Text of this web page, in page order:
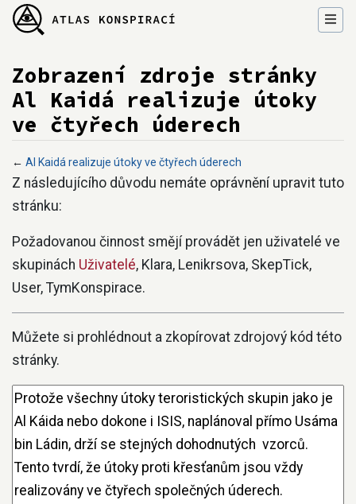
Zobrazení zdroje stránky
Al Kaidá realizuje útoky
ve čtyřech úderech
← Al Kaidá realizuje útoky ve čtyřech úderech
Přejít na:navigace,hledání
Z následujícího důvodu nemáte oprávnění upravit tuto
stránku:
Požadovanou činnost smějí provádět jen uživatelé ve
skupinách Uživatelé, Klara, Lenikrsova, SkepTick,
User, TymKonspirace.
Můžete si prohlédnout a zkopírovat zdrojový kód této
stránky.